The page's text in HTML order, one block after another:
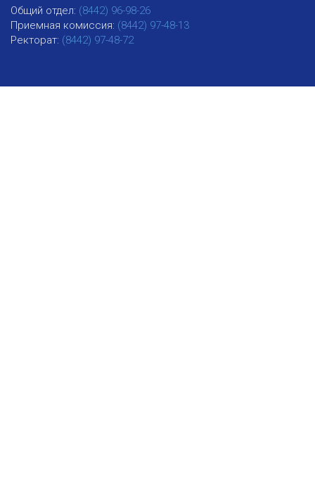
Общий отдел: (8442) 96-98-26
Приемная комиссия: (8442) 97-48-13
Ректорат: (8442) 97-48-72